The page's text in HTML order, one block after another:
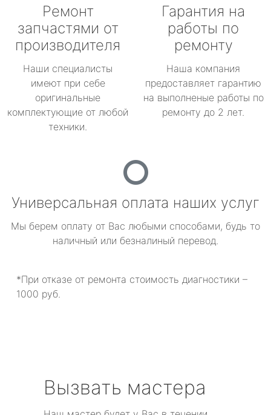
Ремонт
запчастями от
производителя
Наши специалисты
имеют при себе
оригинальные
комплектующие от любой
техники.
Гарантия на
работы по
ремонту
Наша компания
предоставляет гарантию
на выполненые работы по
ремонту до 2 лет.
Универсальная оплата наших услуг
Мы берем оплату от Вас любыми способами, будь то
наличный или безналиный перевод.
*При отказе от ремонта стоимость диагностики –
1000 руб.
Вызвать мастера